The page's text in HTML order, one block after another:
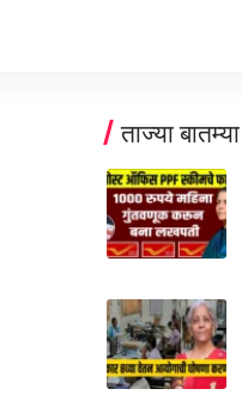
ताज्या बातम्या